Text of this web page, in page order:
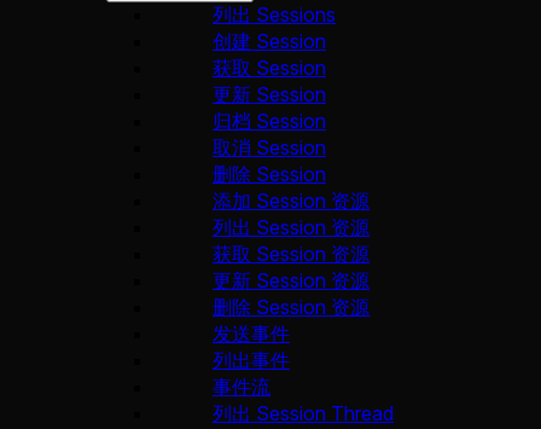
列出 Sessions
创建 Session
获取 Session
更新 Session
归档 Session
取消 Session
删除 Session
添加 Session 资源
列出 Session 资源
获取 Session 资源
更新 Session 资源
删除 Session 资源
发送事件
列出事件
事件流
列出 Session Thread